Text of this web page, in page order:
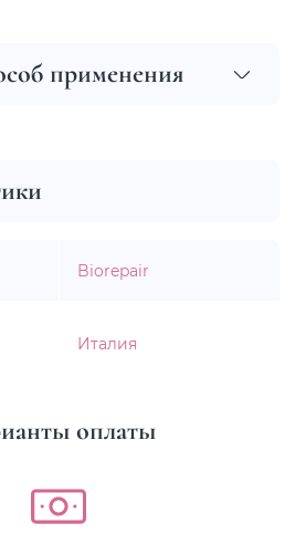
применения
Biorepair
Италия
оплаты